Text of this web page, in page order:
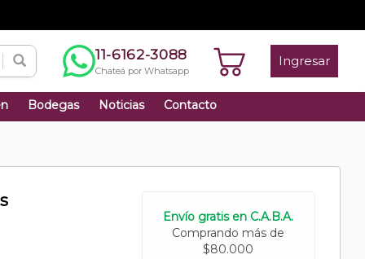
11-6162-3088
Chateá por Whatsapp
Ingresar
Bodegas Noticias Contacto
Envío gratis en C.A.B.A.
Comprando más de
$80.000